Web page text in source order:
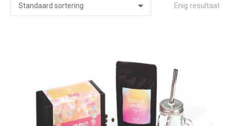
Enig resultaat